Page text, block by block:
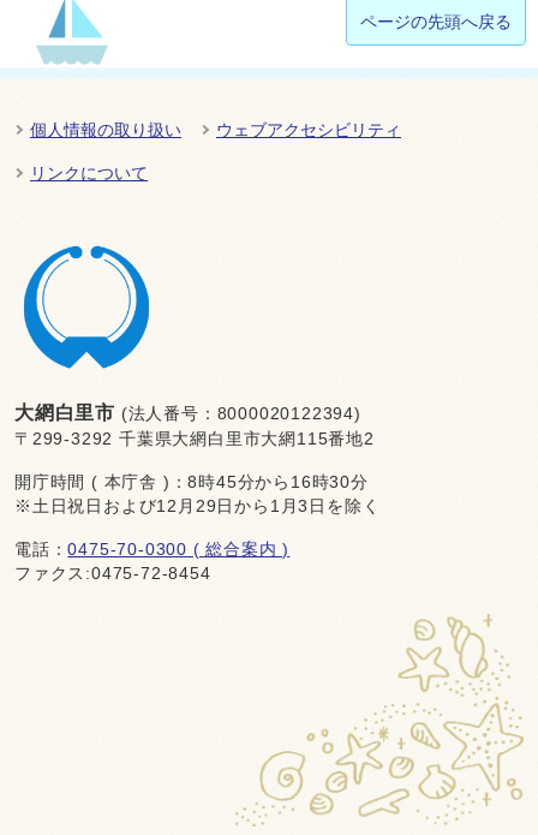
ページの先頭へ戻る
個人情報の取り扱い ウェブアクセシビリティ
リンクについて
大網白里市 (法人番号：8000020122394)
〒299-3292 千葉県大網白里市大網115番地2
開庁時間 ( 本庁舎 )：8時45分から16時30分
※土日祝日および12月29日から1月3日を除く
電話：0475-70-0300 ( 総合案内 )
ファクス:0475-72-8454